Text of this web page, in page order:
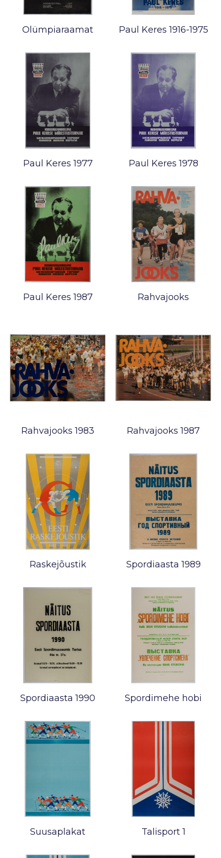
Olümpiaraamat Paul Keres 1916-1975
Paul Keres 1977 Paul Keres 1978
Paul Keres 1987 Rahvajooks
Rahvajooks 1983 Rahvajooks 1987
Raskejõustik Spordiaasta 1989
Spordiaasta 1990 Spordimehe hobi
Suusaplakat Talisport 1